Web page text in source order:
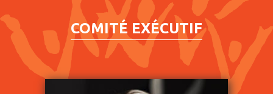
COMITÉ EXÉCUTIF